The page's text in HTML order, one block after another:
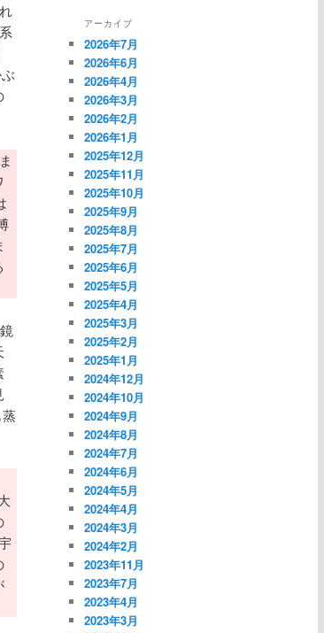
アーカイブ
2026年7月
2026年6月
2026年4月
2026年3月
2026年2月
2026年1月
2025年12月
2025年11月
2025年10月
2025年9月
2025年8月
2025年7月
2025年6月
2025年5月
2025年4月
2025年3月
2025年2月
2025年1月
2024年12月
2024年10月
2024年9月
2024年8月
2024年7月
2024年6月
2024年5月
2024年4月
2024年3月
2024年2月
2023年11月
2023年7月
2023年4月
2023年3月